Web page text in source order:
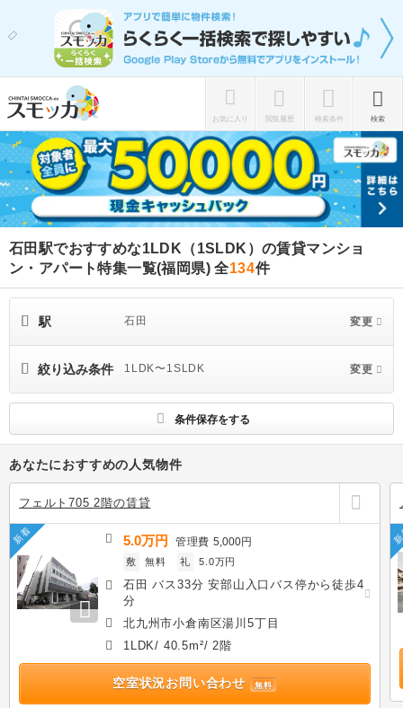
お気に入り 閲覧履歴 検索条件 検索
石田駅でおすすめな1LDK（1SLDK）の賃貸マンショ
ン・アパート特集一覧(福岡県)全134件
駅 石田 変更
絞り込み条件 1LDK〜1SLDK 変更
条件保存をする
あなたにおすすめの人気物件
フェルト705 2階の賃貸
新着 5.0万円 管理費5,000円
敷 無料 礼 5.0万円
石田 バス33分 安部山入口バス停から徒歩4
分
北九州市小倉南区湯川5丁目
1LDK/ 40.5m²/ 2階
空室状況お問い合わせ 無料